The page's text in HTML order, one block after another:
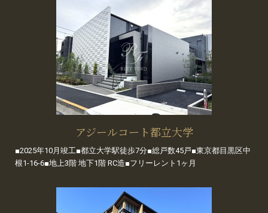
アジールコート都立大学
■2025年10月竣工■都立大学駅徒歩7分■総戸数45戸■東京都目黒区中
根1-16-6■地上3階 地下1階 RC造■フリーレント1ヶ月